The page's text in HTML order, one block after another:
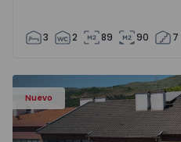
3 2 89 90 7
Nuevo
- 18
Apartamento T2 Covilhã,